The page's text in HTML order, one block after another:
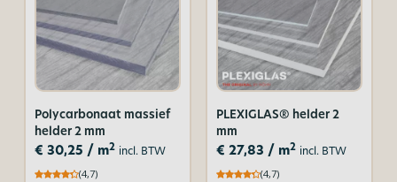
Polycarbonaat massief
helder 2 mm
€ 30,25 / m2 incl. BTW
(4,7)
PLEXIGLAS® helder 2
mm
€ 27,83 / m2 incl. BTW
(4,7)